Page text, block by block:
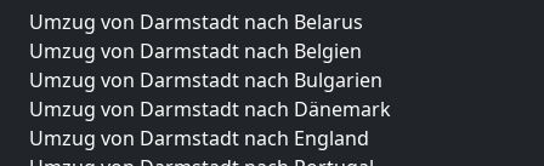
Umzug von Darmstadt nach Belarus
Umzug von Darmstadt nach Belgien
Umzug von Darmstadt nach Bulgarien
Umzug von Darmstadt nach Dänemark
Umzug von Darmstadt nach England